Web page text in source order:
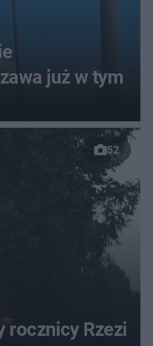
już w tym
52
rocznicy Rzezi